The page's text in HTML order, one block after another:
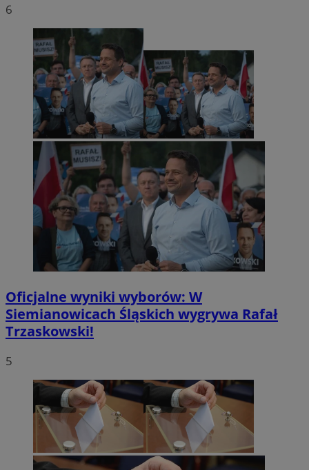
6
Oficjalne wyniki wyborów: W
Siemianowicach Śląskich wygrywa Rafał
Trzaskowski!
5